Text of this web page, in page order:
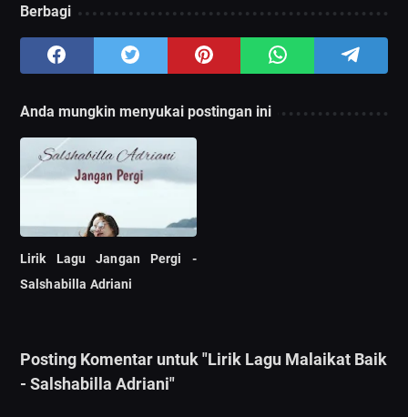
Berbagi
Anda mungkin menyukai postingan ini
Lirik Lagu Jangan Pergi -
Salshabilla Adriani
Posting Komentar untuk "Lirik Lagu Malaikat Baik
- Salshabilla Adriani"